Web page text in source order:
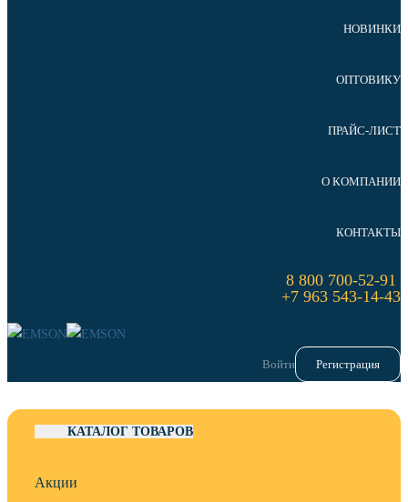
НОВИНКИ
ОПТОВИКУ
ПРАЙС-ЛИСТ
О КОМПАНИИ
КОНТАКТЫ
8 800 700-52-91
+7 963 543-14-43
Войти Регистрация
КАТАЛОГ ТОВАРОВ
Акции